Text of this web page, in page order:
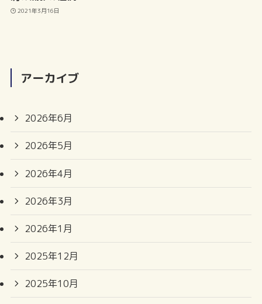
2021年3月16日
アーカイブ
2026年6月
2026年5月
2026年4月
2026年3月
2026年1月
2025年12月
2025年10月